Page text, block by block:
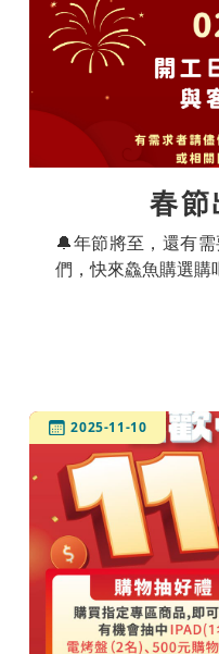
春節
🔔年節將至，還有
們，快來鱻魚購選購
2025-11-10